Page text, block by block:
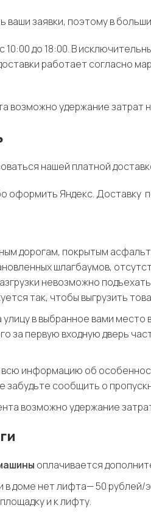
заявки, поэтому в
до 18:00. В
работает согласно
возможно удержание затрат
нашей платной
оформить Яндекс. Доставку
дорогам, покрытым
шлагбаумов,
невозможно
так, чтобы выгрузить
улицу в выбранное вами
первую входную дверь
информацию об
сообщить о
возможно удержание
оплачивается
в доме нет лифта— 50 рублей/
и к лифту.